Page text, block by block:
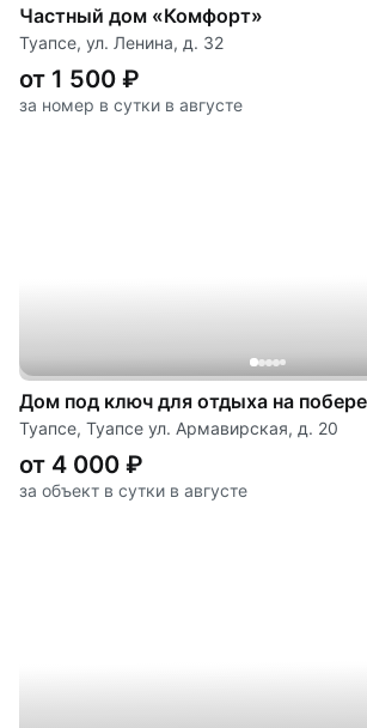
Частный дом «Комфорт»
Туапсе, ул. Ленина, д. 32
от 1 500 ₽
за номер в сутки в августе
Дом под ключ для отдыха на
Туапсе, Туапсе ул. Армавирская, д. 20
от 4 000 ₽
за объект в сутки в августе